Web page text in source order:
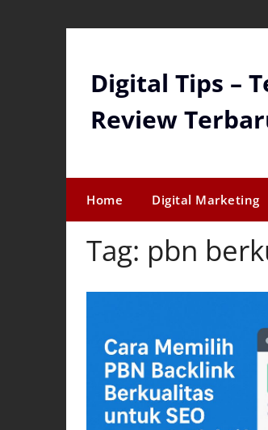
Digital Tips –
Review
Home Digital Marketing
Tag: pbn